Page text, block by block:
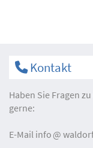
Kontakt
Haben Sie Fragen
gerne:
E-Mail info